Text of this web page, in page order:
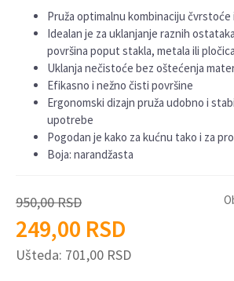
Pruža optimalnu kombinaciju
Idealan je za uklanjanje raznih
površina poput stakla, metala ili pločica
Uklanja nečistoće bez oštećenja
Efikasno i nežno čisti površine
Ergonomski dizajn pruža udobno i
upotrebe
Pogodan je kako za kućnu tako i za
Boja: narandžasta
950,00RSD
249,00 RSD
Ušteda: 701,00 RSD